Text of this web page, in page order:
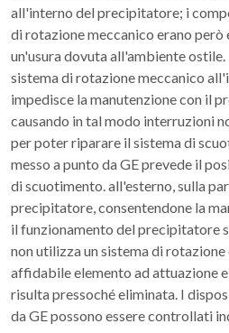
all'interno del precipitatore; i
di rotazione meccanico erano però
un'usura dovuta all'ambiente
sistema di rotazione meccanico
impedisce la manutenzione con il
causando in tal modo interruzioni
per poter riparare il sistema di
messo a punto da GE prevede il
di scuotimento. all'esterno, sulla
precipitatore, consentendone la
il funzionamento del precipitatore
non utilizza un sistema di
affidabile elemento ad attuazione
risulta pressoché eliminata. I
da GE possono essere controllati